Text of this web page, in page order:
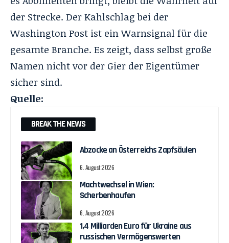
der Strecke. Der Kahlschlag bei der
Washington Post ist ein Warnsignal für die
gesamte Branche. Es zeigt, dass selbst große
Namen nicht vor der Gier der Eigentümer
sicher sind.
Quelle:
BREAK THE NEWS
Abzocke an Österreichs Zapfsäulen
6. August 2026
Machtwechsel in Wien:
Scherbenhaufen
6. August 2026
1,4 Milliarden Euro für Ukraine aus
russischen Vermögenswerten